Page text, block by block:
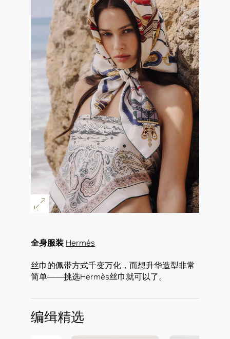
全身服装 Hermès
丝巾的佩带方式千变万化，而想升华造型非常
简单——挑选Hermès丝巾就可以了。
编缉精选